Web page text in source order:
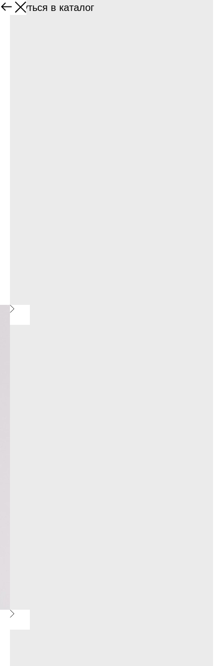
Вернуться в каталог